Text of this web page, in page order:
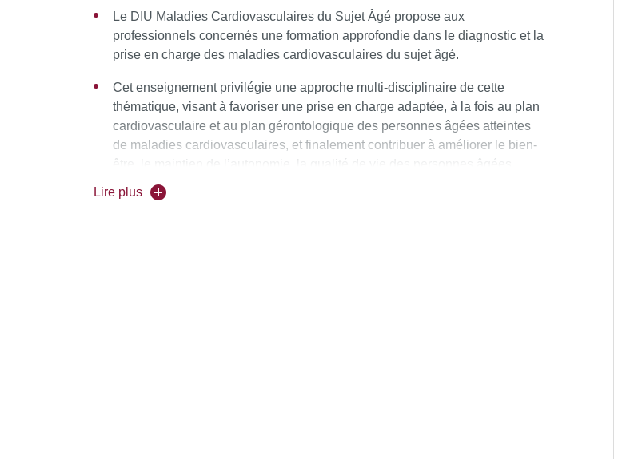
Le DIU Maladies Cardiovasculaires du Sujet Âgé propose aux
professionnels concernés une formation approfondie dans le diagnostic et la
prise en charge des maladies cardiovasculaires du sujet âgé.
Cet enseignement privilégie une approche multi-disciplinaire de cette
thématique, visant à favoriser une prise en charge adaptée, à la fois au plan
cardiovasculaire et au plan gérontologique des personnes âgées atteintes
de maladies cardiovasculaires, et finalement contribuer à améliorer le bien-
être, le maintien de l’autonomie, la qualité de vie des personnes âgées
concernées quelque soit leur environnement : domicile et vie
communautaire, établissement de soins, établissements d’hébergement.
Lire plus